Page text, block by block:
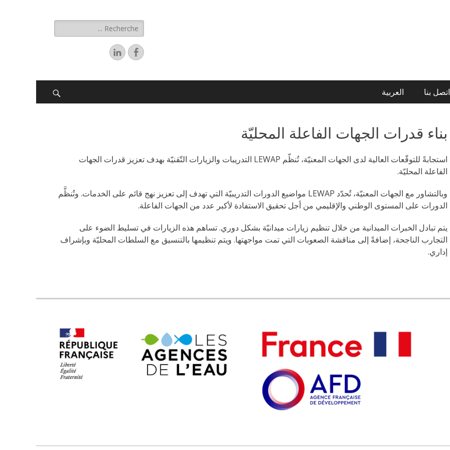
اتصل بنا العربية
بناء قدرات الجهات الفاعلة المحليّة
استجابةً للتوقّعات العالية لدى الجهات المعنيّة، تُنظّم LEWAP التدريبات والزيارات التّقنيّة بهدف تعزيز قدرات الجهات
الفاعلة المحليّة.
وبالتشاور مع الجهات المعنيّة، تُحدّد LEWAP مواضيع الدورات التدريبيّة التي تهدف إلى تعزيز نهج قائم على الخدمات. وتُنظَّم
الدورات على المستوى الوطني والإقليمي من أجل تحقيق الاستفادة لأكبر عدد من الجهات الفاعلة.
يتم تبادل الخبرات الميدانية من خلال تنظيم زيارات ميدانيّة بشكل دوري. تساهم هذه الزيارات في تسليط الضوء على
التجارب الناجحة، إضافةً إلى مناقشة الصعوبات التي تمت مواجهتها. ويتم تنظيمها بالتنسيق مع السلطات المحليّة وبإشراف
إداري.